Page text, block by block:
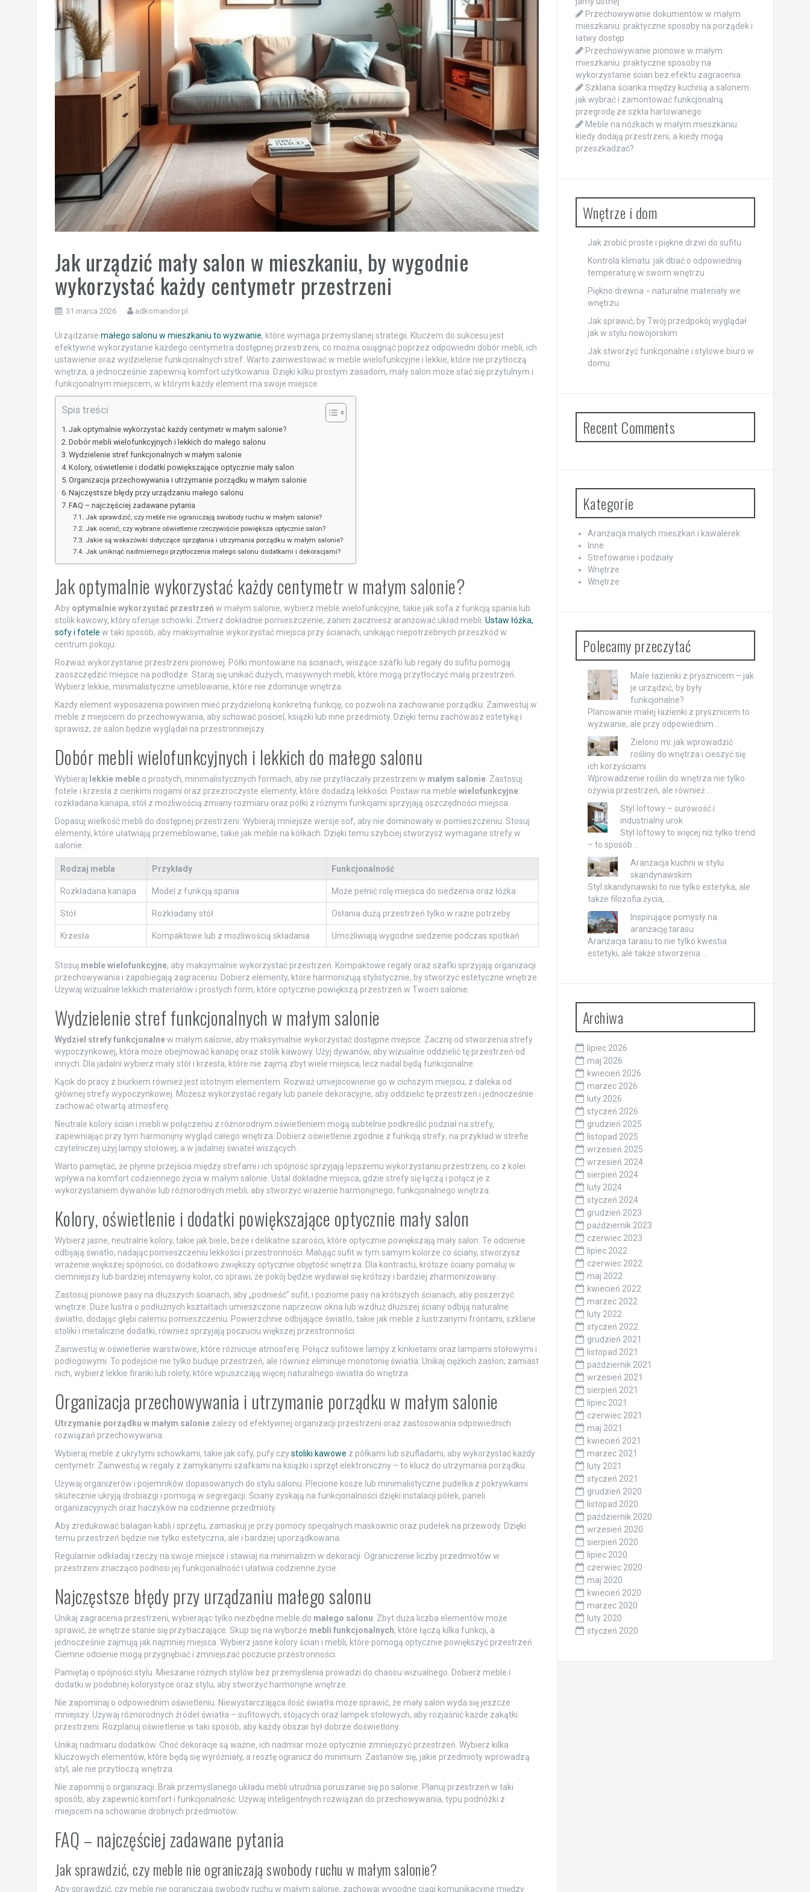
Jak urządzić mały salon w mieszkaniu, by wygodnie
wykorzystać każdy centymetr przestrzeni
31 marca 2026 adkomandor.pl
Urządzanie małego salonu w mieszkaniu to wyzwanie, które wymaga przemyślanej strategii. Kluczem do sukcesu jest
efektywne wykorzystanie każdego centymetra dostępnej przestrzeni, co można osiągnąć poprzez odpowiedni dobór mebli, ich
ustawienie oraz wydzielenie funkcjonalnych stref. Warto zainwestować w meble wielofunkcyjne i lekkie, które nie przytłoczą
wnętrza, a jednocześnie zapewnią komfort użytkowania. Dzięki kilku prostym zasadom, mały salon może stać się przytulnym i
funkcjonalnym miejscem, w którym każdy element ma swoje miejsce.
Spis treści
Jak optymalnie wykorzystać każdy centymetr w małym salonie?
Dobór mebli wielofunkcyjnych i lekkich do małego salonu
Wydzielenie stref funkcjonalnych w małym salonie
Kolory, oświetlenie i dodatki powiększające optycznie mały salon
Organizacja przechowywania i utrzymanie porządku w małym salonie
Najczęstsze błędy przy urządzaniu małego salonu
FAQ – najczęściej zadawane pytania
Jak sprawdzić, czy meble nie ograniczają swobody ruchu w małym salonie?
Jak ocenić, czy wybrane oświetlenie rzeczywiście powiększa optycznie salon?
Jakie są wskazówki dotyczące sprzątania i utrzymania porządku w małym salonie?
Jak uniknąć nadmiernego przytłoczenia małego salonu dodatkami i dekoracjami?
Jak optymalnie wykorzystać każdy centymetr w małym salonie?
Aby optymalnie wykorzystać przestrzeń w małym salonie, wybierz meble wielofunkcyjne, takie jak sofa z funkcją spania lub
stolik kawowy, który oferuje schowki. Zmierz dokładnie pomieszczenie, zanim zaczniesz aranżować układ mebli. Ustaw łóżka,
sofy i fotele w taki sposób, aby maksymalnie wykorzystać miejsca przy ścianach, unikając niepotrzebnych przeszkód w
centrum pokoju.
Rozważ wykorzystanie przestrzeni pionowej. Półki montowane na ścianach, wiszące szafki lub regały do sufitu pomogą
zaoszczędzić miejsce na podłodze. Staraj się unikać dużych, masywnych mebli, które mogą przytłoczyć małą przestrzeń.
Wybierz lekkie, minimalistyczne umeblowanie, które nie zdominuje wnętrza.
Każdy element wyposażenia powinien mieć przydzieloną konkretną funkcję, co pozwoli na zachowanie porządku. Zainwestuj w
meble z miejscem do przechowywania, aby schować pościel, książki lub inne przedmioty. Dzięki temu zachowasz estetykę i
sprawisz, że salon będzie wyglądał na przestronniejszy.
Dobór mebli wielofunkcyjnych i lekkich do małego salonu
Wybieraj lekkie mebleo prostych, minimalistycznych formach, aby nie przytłaczały przestrzeni w małym salonie. Zastosuj
fotele i krzesła z cienkimi nogami oraz przezroczyste elementy, które dodadzą lekkości. Postaw na meble wielofunkcyjne:
rozkładana kanapa, stół z możliwością zmiany rozmiaru oraz półki z różnymi funkcjami sprzyjają oszczędności miejsca.
Dopasuj wielkość mebli do dostępnej przestrzeni. Wybieraj mniejsze wersje sof, aby nie dominowały w pomieszczeniu. Stosuj
elementy, które ułatwiają przemeblowanie, takie jak meble na kółkach. Dzięki temu szybciej stworzysz wymagane strefy w
salonie.
Rodzaj mebla Przykłady Funkcjonalność
Rozkładana kanapa Model z funkcją spania Może pełnić rolę miejsca do siedzenia oraz łóżka
Stół Rozkładany stół Osłania dużą przestrzeń tylko w razie potrzeby
Krzesła Kompaktowe lub z możliwością składania Umożliwiają wygodne siedzenie podczas spotkań
Stosuj meble wielofunkcyjne, aby maksymalnie wykorzystać przestrzeń. Kompaktowe regały oraz szafki sprzyjają organizacji
przechowywania i zapobiegają zagraceniu. Dobierz elementy, które harmonizują stylistycznie, by stworzyć estetyczne wnętrze.
Używaj wizualnie lekkich materiałów i prostych form, które optycznie powiększą przestrzeń w Twoim salonie.
Wydzielenie stref funkcjonalnych w małym salonie
Wydziel strefy funkcjonalnew małym salonie, aby maksymalnie wykorzystać dostępne miejsce. Zacznij od stworzenia strefy
wypoczynkowej, która może obejmować kanapę oraz stolik kawowy. Użyj dywanów, aby wizualnie oddzielić tę przestrzeń od
innych. Dla jadalni wybierz mały stół i krzesła, które nie zajmą zbyt wiele miejsca, lecz nadal będą funkcjonalne.
Kącik do pracy z biurkiem również jest istotnym elementem. Rozważ umiejscowienie go w cichszym miejscu, z daleka od
głównej strefy wypoczynkowej. Możesz wykorzystać regały lub panele dekoracyjne, aby oddzielić tę przestrzeń i jednocześnie
zachować otwartą atmosferę.
Neutrale kolory ścian i mebli w połączeniu z różnorodnym oświetleniem mogą subtelnie podkreślić podział na strefy,
zapewniając przy tym harmonijny wygląd całego wnętrza. Dobierz oświetlenie zgodnie z funkcją strefy; na przykład w strefie
czytelniczej użyj lampy stołowej, a w jadalnej świateł wiszących.
Warto pamiętać, że płynne przejścia między strefami i ich spójność sprzyjają lepszemu wykorzystaniu przestrzeni, co z kolei
wpływa na komfort codziennego życia w małym salonie. Ustal dokładne miejsca, gdzie strefy się łączą i połącz je z
wykorzystaniem dywanów lub różnorodnych mebli, aby stworzyć wrażenie harmonijnego, funkcjonalnego wnętrza.
Kolory, oświetlenie i dodatki powiększające optycznie mały salon
Wybierz jasne, neutralne kolory, takie jak biele, beże i delikatne szarości, które optycznie powiększają mały salon. Te odcienie
odbijają światło, nadając pomieszczeniu lekkości i przestronności. Malując sufit w tym samym kolorze co ściany, stworzysz
wrażenie większej spójności, co dodatkowo zwiększy optycznie objętość wnętrza. Dla kontrastu, krótsze ściany pomaluj w
ciemniejszy lub bardziej intensywny kolor, co sprawi, że pokój będzie wydawał się krótszy i bardziej zharmonizowany.
Zastosuj pionowe pasy na dłuższych ścianach, aby „podnieść” sufit, i poziome pasy na krótszych ścianach, aby poszerzyć
wnętrze. Duże lustra o podłużnych kształtach umieszczone naprzeciw okna lub wzdłuż dłuższej ściany odbiją naturalne
światło, dodając głębi całemu pomieszczeniu. Powierzchnie odbijające światło, takie jak meble z lustrzanymi frontami, szklane
stoliki i metaliczne dodatki, również sprzyjają poczuciu większej przestronności.
Zainwestuj w oświetlenie warstwowe, które różnicuje atmosferę. Połącz sufitowe lampy z kinkietami oraz lampami stołowymi i
podłogowymi. To podejście nie tylko buduje przestrzeń, ale również eliminuje monotonię światła. Unikaj ciężkich zasłon; zamiast
nich, wybierz lekkie firanki lub rolety, które wpuszczają więcej naturalnego światła do wnętrza.
Organizacja przechowywania i utrzymanie porządku w małym salonie
Utrzymanie porządku w małym saloniezależy od efektywnej organizacji przestrzeni oraz zastosowania odpowiednich
rozwiązań przechowywania.
Wybieraj meble z ukrytymi schowkami, takie jak sofy, pufy czystoliki kawowe z półkami lub szufladami, aby wykorzystać każdy
centymetr. Zainwestuj w regały z zamykanymi szafkami na książki i sprzęt elektroniczny – to klucz do utrzymania porządku.
Używaj organizerów i pojemników dopasowanych do stylu salonu. Plecione kosze lub minimalistyczne pudełka z pokrywkami
skutecznie ukryją drobiazgi i pomogą w segregacji. Ściany zyskają na funkcjonalności dzięki instalacji półek, paneli
organizacyjnych oraz haczyków na codzienne przedmioty.
Aby zredukować bałagan kabli i sprzętu, zamaskuj je przy pomocy specjalnych maskownic oraz pudełek na przewody. Dzięki
temu przestrzeń będzie nie tylko estetyczna, ale i bardziej uporządkowana.
Regularnie odkładaj rzeczy na swoje miejsce i stawiaj na minimalizm w dekoracji. Ograniczenie liczby przedmiotów w
przestrzeni znacząco podnosi jej funkcjonalność i ułatwia codzienne życie.
Najczęstsze błędy przy urządzaniu małego salonu
Unikaj zagracenia przestrzeni, wybierając tylko niezbędne meble do małego salonu. Zbyt duża liczba elementów może
sprawić, że wnętrze stanie się przytłaczające. Skup się na wyborze mebli funkcjonalnych, które łączą kilka funkcji, a
jednocześnie zajmują jak najmniej miejsca. Wybierz jasne kolory ścian i mebli, które pomogą optycznie powiększyć przestrzeń.
Ciemne odcienie mogą przygnębiać i zmniejszać poczucie przestronności.
Pamiętaj o spójności stylu. Mieszanie różnych stylów bez przemyślenia prowadzi do chaosu wizualnego. Dobierz meble i
dodatki w podobnej kolorystyce oraz stylu, aby stworzyć harmonijne wnętrze.
Nie zapominaj o odpowiednim oświetleniu. Niewystarczająca ilość światła może sprawić, że mały salon wyda się jeszcze
mniejszy. Używaj różnorodnych źródeł światła – sufitowych, stojących oraz lampek stołowych, aby rozjaśnić każde zakątki
przestrzeni. Rozplanuj oświetlenie w taki sposób, aby każdy obszar był dobrze doświetlony.
Unikaj nadmiaru dodatków. Choć dekoracje są ważne, ich nadmiar może optycznie zmniejszyć przestrzeń. Wybierz kilka
kluczowych elementów, które będą się wyróżniały, a resztę ogranicz do minimum. Zastanów się, jakie przedmioty wprowadzą
styl, ale nie przytłoczą wnętrza.
Nie zapomnij o organizacji. Brak przemyślanego układu mebli utrudnia poruszanie się po salonie. Planuj przestrzeń w taki
sposób, aby zapewnić komfort i funkcjonalność. Używaj inteligentnych rozwiązań do przechowywania, typu podnóżki z
miejscem na schowanie drobnych przedmiotów.
FAQ – najczęściej zadawane pytania
Jak sprawdzić, czy meble nie ograniczają swobody ruchu w małym salonie?
Aby sprawdzić, czy meble nie ograniczają swobody ruchu w małym salonie, zachowaj wygodne ciągi komunikacyjne między
Przechowywanie dokumentów w małym
mieszkaniu: praktyczne sposoby na porządek i
łatwy dostęp
Przechowywanie pionowe w małym
mieszkaniu: praktyczne sposoby na
wykorzystanie ścian bez efektu zagracenia
Szklana ścianka między kuchnią a salonem:
jak wybrać i zamontować funkcjonalną
przegrodę ze szkła hartowanego
Meble na nóżkach w małym mieszkaniu:
kiedy dodają przestrzeni, a kiedy mogą
przeszkadzać?
Wnętrze i dom
Jak zrobić proste i piękne drzwi do sufitu
Kontrola klimatu: jak dbać o odpowiednią
temperaturę w swoim wnętrzu
Piękno drewna − naturalne materiały we
wnętrzu
Jak sprawić, by Twój przedpokój wyglądał
jak w stylu nowojorskim
Jak stworzyć funkcjonalne i stylowe biuro w
domu
Recent Comments
Kategorie
Aranżacja małych mieszkań i kawalerek
Inne
Strefowanie i podziały
Wnętrze
Wnętrze
Polecamy przeczytać
Małe łazienki z prysznicem – jak
je urządzić, by były
funkcjonalne?
Planowanie małej łazienki z prysznicem to
wyzwanie, ale przy odpowiednim …
Zielono mi: jak wprowadzić
rośliny do wnętrza i cieszyć się
ich korzyściami
Wprowadzenie roślin do wnętrza nie tylko
ożywia przestrzeń, ale również …
Styl loftowy – surowość i
industrialny urok
Styl loftowy to więcej niż tylko trend
– to sposób …
Aranżacja kuchni w stylu
skandynawskim
Styl skandynawski to nie tylko estetyka, ale
także filozofia życia, …
Inspirujące pomysły na
aranżację tarasu
Aranżacja tarasu to nie tylko kwestia
estetyki, ale także stworzenia …
Archiwa
lipiec 2026
maj 2026
kwiecień 2026
marzec 2026
luty 2026
styczeń 2026
grudzień 2025
listopad 2025
wrzesień 2025
wrzesień 2024
sierpień 2024
luty 2024
styczeń 2024
grudzień 2023
październik 2023
czerwiec 2023
lipiec 2022
czerwiec 2022
maj 2022
kwiecień 2022
marzec 2022
luty 2022
styczeń 2022
grudzień 2021
listopad 2021
październik 2021
wrzesień 2021
sierpień 2021
lipiec 2021
czerwiec 2021
maj 2021
kwiecień 2021
marzec 2021
luty 2021
styczeń 2021
grudzień 2020
listopad 2020
październik 2020
wrzesień 2020
sierpień 2020
lipiec 2020
czerwiec 2020
maj 2020
kwiecień 2020
marzec 2020
luty 2020
styczeń 2020